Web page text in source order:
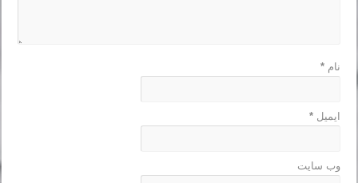
نام*
ایمیل*
وب‌ سایت